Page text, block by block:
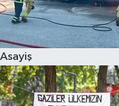
Asayiş
Siyaset
Teknoloji
Televizyon